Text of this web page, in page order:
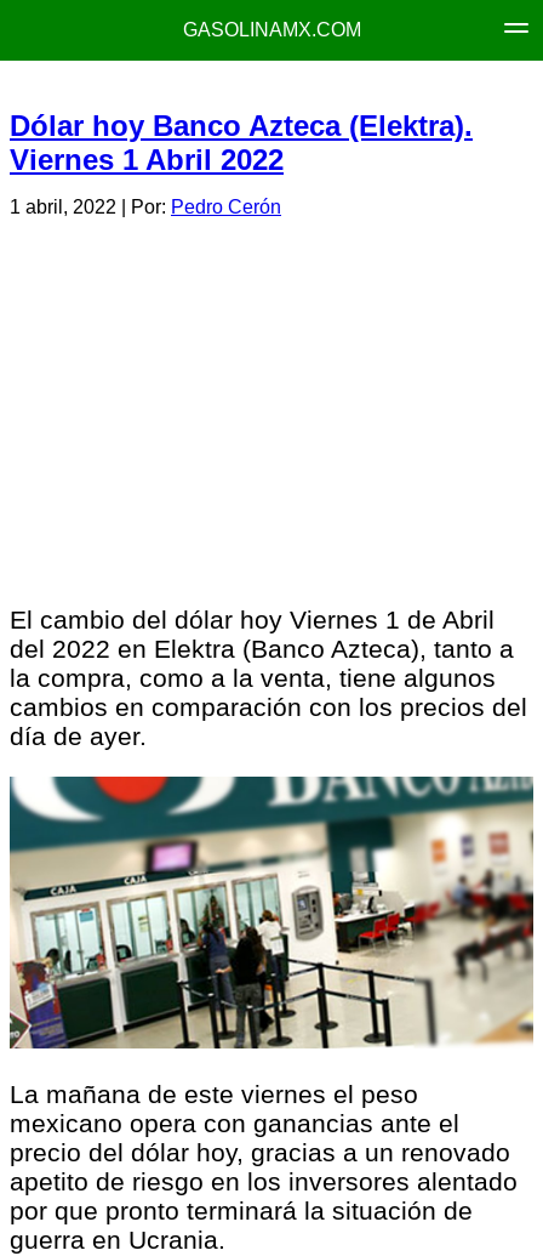
GASOLINAMX.COM
Dólar hoy Banco Azteca (Elektra).
Viernes 1 Abril 2022
1 abril, 2022 | Por: Pedro Cerón
El cambio del dólar hoy Viernes 1 de Abril
del 2022 en Elektra (Banco Azteca), tanto a
la compra, como a la venta, tiene algunos
cambios en comparación con los precios del
día de ayer.
La mañana de este viernes el peso
mexicano opera con ganancias ante el
precio del dólar hoy, gracias a un renovado
apetito de riesgo en los inversores alentado
por que pronto terminará la situación de
guerra en Ucrania.